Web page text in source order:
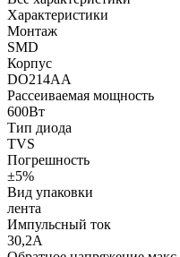
Характеристики
Монтаж
SMD
Корпус
DO214AA
Рассеиваемая мощность
600Вт
Тип диода
TVS
Погрешность
±5%
Вид упаковки
лента
Импульсный ток
30,2А